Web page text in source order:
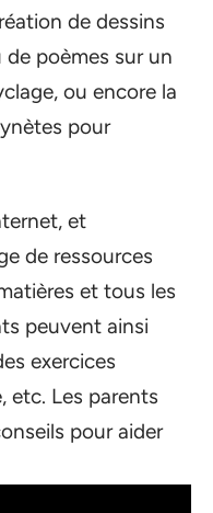
de dessins
poèmes sur un
ou encore la
pour
et
de ressources
et tous les
peuvent ainsi
exercices
etc. Les parents
pour aider